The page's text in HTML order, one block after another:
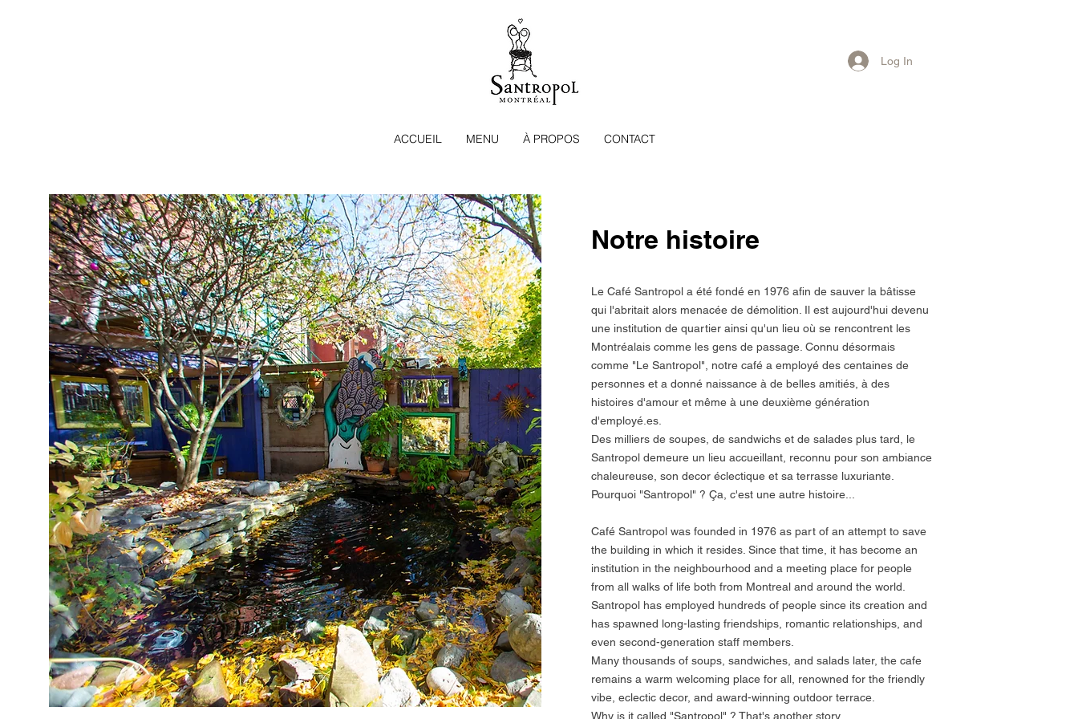
Log In
ACCUEIL MENU À PROPOS CONTACT
Notre histoire
Le Café Santropol a été fondé en 1976 afin de sauver la bâtisse
qui l'abritait alors menacée de démolition. Il est aujourd'hui devenu
une institution de quartier ainsi qu'un lieu où se rencontrent les
Montréalais comme les gens de passage. Connu désormais
comme "Le Santropol", notre café a employé des centaines de
personnes et a donné naissance à de belles amitiés, à des
histoires d'amour et même à une deuxième génération
d'employé.es.
Des milliers de soupes, de sandwichs et de salades plus tard, le
Santropol demeure un lieu accueillant, reconnu pour son ambiance
chaleureuse, son decor éclectique et sa terrasse luxuriante.
Pourquoi "Santropol" ? Ça, c'est une autre histoire...
Café Santropol was founded in 1976 as part of an attempt to save
the building in which it resides. Since that time, it has become an
institution in the neighbourhood and a meeting place for people
from all walks of life both from Montreal and around the world.
Santropol has employed hundreds of people since its creation and
has spawned long-lasting friendships, romantic relationships, and
even second-generation staff members.
Many thousands of soups, sandwiches, and salads later, the cafe
remains a warm welcoming place for all, renowned for the friendly
vibe, eclectic decor, and award-winning outdoor terrace.
Why is it called "Santropol" ? That's another story...